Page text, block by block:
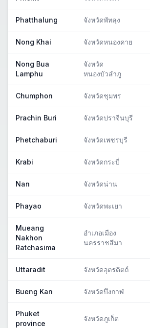
Phatthalung จังหวัดพัทลุง
Nong Khai จังหวัดหนองคาย
Nong Bua
Lamphu
จังหวัด
หนองบัวลำภู
Chumphon จังหวัดชุมพร
Prachin Buri จังหวัดปราจีนบุรี
Phetchaburi จังหวัดเพชรบุรี
Krabi จังหวัดกระบี่
Nan จังหวัดน่าน
Phayao จังหวัดพะเยา
Mueang
Nakhon
Ratchasima
อำเภอเมือง
นครราชสีมา
Uttaradit จังหวัดอุตรดิตถ์
Bueng Kan จังหวัดบึงกาฬ
Phuket
province
จังหวัดภูเก็ต